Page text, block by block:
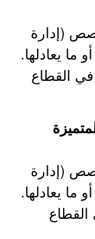
(إدارة
ما يعادلها.
4 سنوات في القطاع
(إدارة
ما يعادلها.